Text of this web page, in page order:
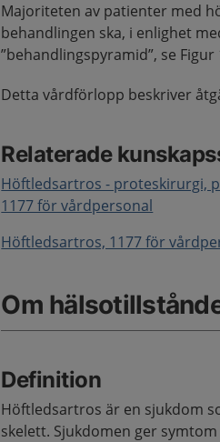
Majoriteten av patienter med
behandlingen ska, i enlighet
”behandlingspyramid”, se Figur
Detta vårdförlopp beskriver
Relaterade
Höftledsartros - proteskirurgi, p
1177 för vårdpersonal
Höftledsartros, 1177 för
Om
Definition
Höftledsartros är en sjukdom
skelett. Sjukdomen ger